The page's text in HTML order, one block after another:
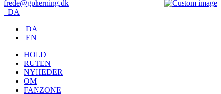
frede@gpherning.dk
DA
DA
EN
HOLD
RUTEN
NYHEDER
OM
FANZONE